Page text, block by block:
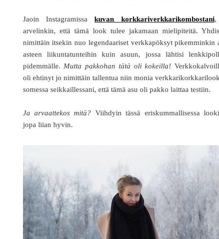
Jaoin Instagramissakuvan korkkariverkkarikombostani,
arvelinkin, että tämä look tulee jakamaan mielipiteitä.
nimittäin itsekin nuo legendaariset verkkapöksyt pikemminkin
asteen liikuntatunteihin kuin asuun, jossa lähtisi
pidemmälle. Mutta pakkohan tätä oli kokeilla!
oli ehtinyt jo nimittäin tallentua niin monia
somessa seikkaillessani, että tämä asu oli pakko laittaa testiin.
Ja arvaattekos mitä? Viihdyin tässä eriskummallisessa
jopa liian hyvin.